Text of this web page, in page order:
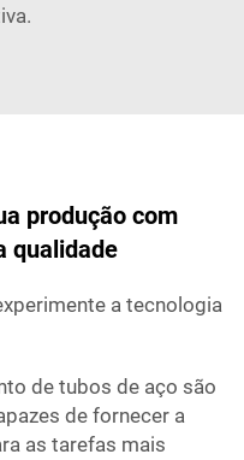
produção com
qualidade
a tecnologia
de tubos de aço são
de fornecer a
as tarefas mais